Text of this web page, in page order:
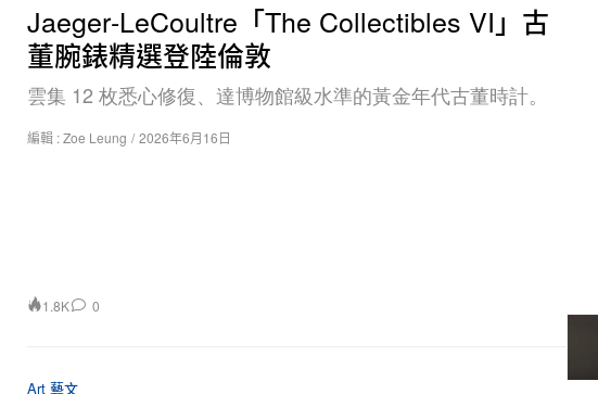
Jaeger‑LeCoultre「The Collectibles VI」古
董腕錶精選登陸倫敦
雲集 12 枚悉心修復、達博物館級水準的黃金年代古董時計。
編輯 :Zoe Leung / 2026年6月16日
1.8K 0
Art 藝文